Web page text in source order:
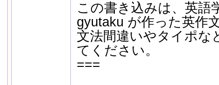
この書き込みは、英語
gyutaku が作った英作
文法間違いやタイポな
てください。
===